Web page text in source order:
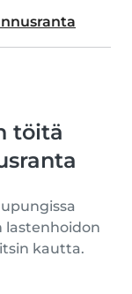
töitä
lastenhoidon
kautta.